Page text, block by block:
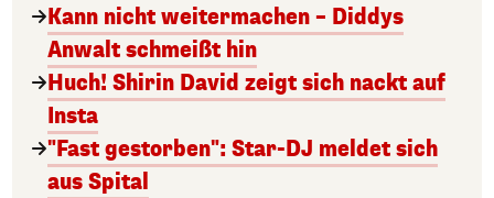
Kann nicht weitermachen – Diddys
Anwalt schmeißt hin
Huch! Shirin David zeigt sich nackt auf
Insta
"Fast gestorben": Star-DJ meldet sich
aus Spital